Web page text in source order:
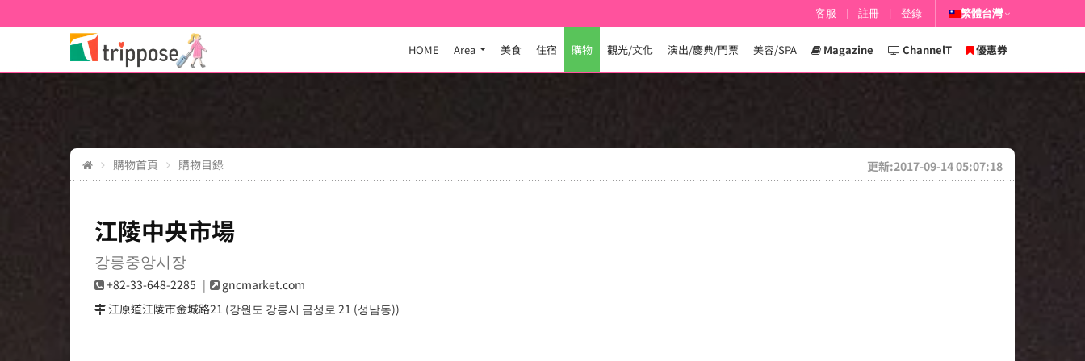
HOME Area 美食 住宿 購物 觀光/文化 演出/慶典/門票 美容/SPA Magazine ChannelT 優惠券
客服 註冊 登錄 繁體台灣
購物首頁 購物目錄 更新:2017-09-14 05:07:18
江陵中央市場
강릉중앙시장
+82-33-648-2285
gncmarket.com
江原道江陵市金城路21 (강원도 강릉시 금성로 21 (성남동))